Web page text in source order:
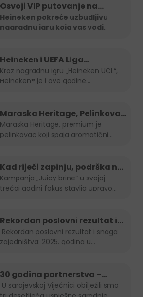
Osvoji VIP putovanje na
Formula 1 utrku uz Heineken
nagradnu igru
Heineken pokreće uzbudljivu
nagradnu igru koja vas vodi
Heineken i UEFA Liga
šampiona nagradili ljubitelje
nogometa u BiH
Kroz nagradnu igru „Heineken UCL“,
Heineken® je i ove godine...
Maraska Heritage, Pelinkovac
nad Pelinkovcima
Maraska Heritage, premium je
pelinkovac koji spaja aromatični
Kad riječi zapinju, podrška ne
smije: "Juicy brine" otvara
temu disleksije
Kampanja „Juicy brine“ u svojoj
trećoj godini fokus stavlja upravo...
Rekordan poslovni rezultat i
snaga zajedništva: 2025.
godina u Boreasu
zajedništva: 2025. godina u...
30 godina partnerstva –
Stanić Grupa & HEINEKEN u BiH